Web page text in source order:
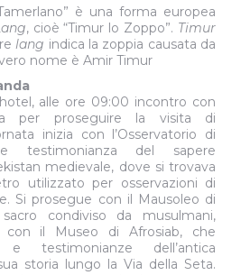
è una forma europea
, cioè “Timur lo Zoppo”. Timur
lang indica la zoppia causata da
nome è Amir Timur
alle ore 09:00 incontro con
per proseguire la visita di
inizia con l’Osservatorio di
testimonianza del sapere
medievale, dove si trovava
utilizzato per osservazioni di
Si prosegue con il Mausoleo di
condiviso da musulmani,
il Museo di Afrosiab, che
testimonianze dell’antica
storia lungo la Via della Seta.